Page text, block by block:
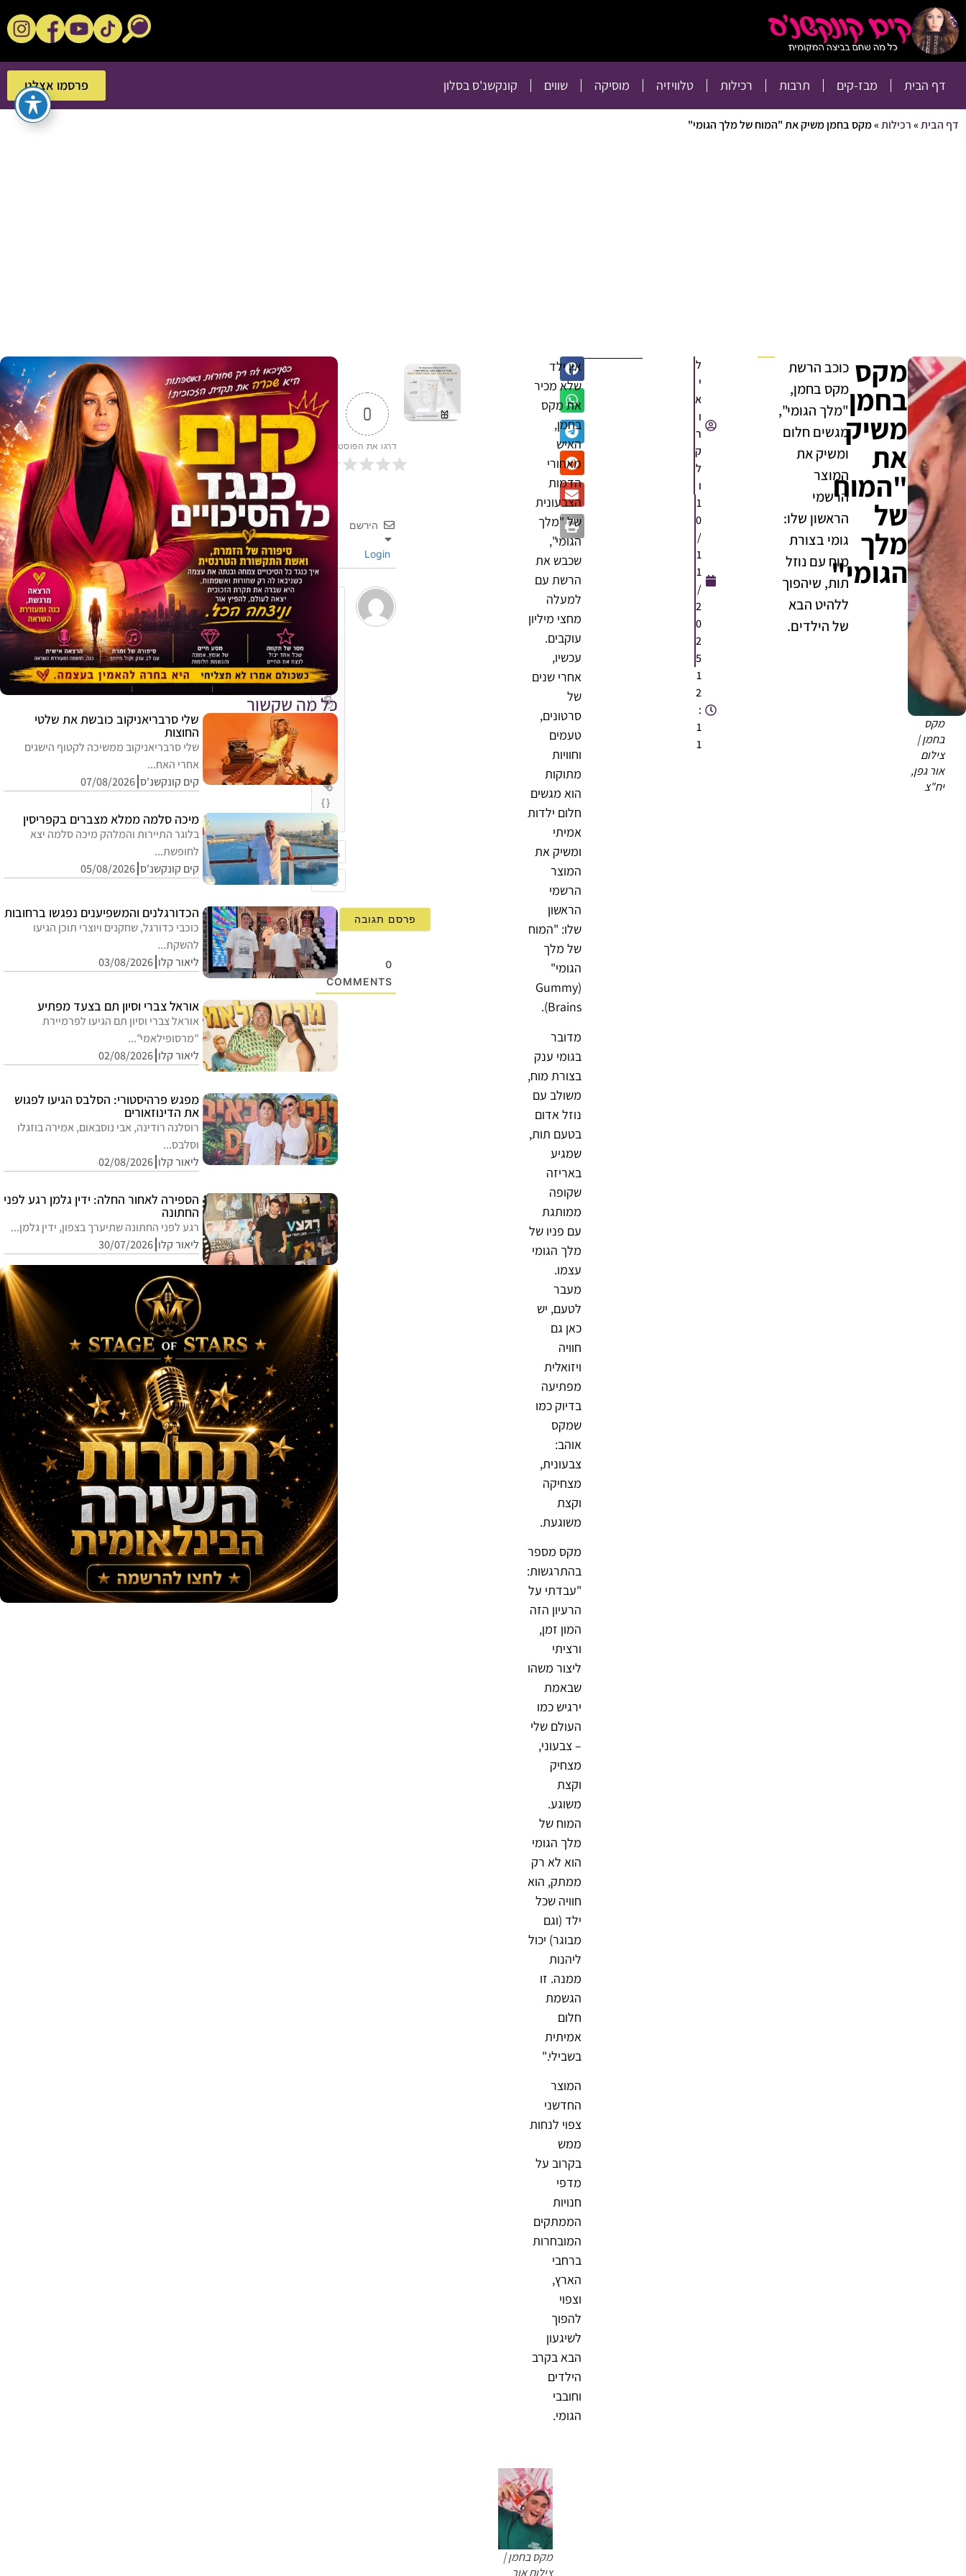
דף הבית מבז-קים תרבות רכילות טלוויזיה מוסיקה שווים קונקשנ'ס בסלון פרסמו אצלנו
פרסמו אצלנו
דף הבית»רכילות»מקס בחמן משיק את "המוח של מלך הגומי"
מקס
בחמן |
צילום
אור גפן,
יח"צ
מקס
בחמן
משיק
את
"המוח
של
מלך
הגומי"
כוכב הרשת
מקס בחמן,
"מלך הגומי",
מגשים חלום
ומשיק את
המוצר
הרשמי
הראשון שלו:
גומי בצורת
מוח עם נוזל
תות, שיהפוך
ללהיט הבא
של הילדים.
ל
י
א
ו
ר
ק
ל
ו
1
0
/
1
1
/
2
0
2
5
1
2
:
1
1
אין ילד
שלא מכיר
את מקס
בחמן,
האיש
מאחורי
הדמות
הצבעונית
של "מלך
הגומי",
שכבש את
הרשת עם
למעלה
מחצי מיליון
עוקבים.
עכשיו,
אחרי שנים
של
סרטונים,
טעמים
וחוויות
מתוקות
הוא מגשים
חלום ילדות
אמיתי
ומשיק את
המוצר
הרשמי
הראשון
שלו: "המוח
של מלך
הגומי"
(Gummy
Brains).
מדובר
בגומי ענק
בצורת מוח,
משולב עם
נוזל אדום
בטעם תות,
שמגיע
באריזה
שקופה
ממותגת
עם פניו של
מלך הגומי
עצמו.
מעבר
לטעם, יש
כאן גם
חוויה
ויזואלית
מפתיעה
בדיוק כמו
שמקס
אוהב:
צבעונית,
מצחיקה
וקצת
משוגעת.
מקס מספר
בהתרגשות:
"עבדתי על
הרעיון הזה
המון זמן,
ורציתי
ליצור משהו
שבאמת
ירגיש כמו
העולם שלי
– צבעוני,
מצחיק
וקצת
משוגע.
המוח של
מלך הגומי
הוא לא רק
ממתק, הוא
חוויה שכל
ילד (וגם
מבוגר) יכול
ליהנות
ממנה. זו
הגשמת
חלום
אמיתית
בשבילי."
המוצר
החדשני
צפוי לנחות
ממש
בקרוב על
מדפי
חנויות
הממתקים
המובחרות
ברחבי
הארץ,
וצפוי
להפוך
לשיגעון
הבא בקרב
הילדים
וחובבי
הגומי.
מקס בחמן |
צילום אור
0
דרגו את הפוסט
הירשם
{}
[+]
שם
0
COMMENTS
כל מה שקשור
שלי סרבריאניקוב כובשת את שלטי
החוצות
שלי סרבריאניקוב ממשיכה לקטוף הישגים
אחרי האח...
קים קונקשנ'ס 07/08/2026
מיכה סלמה ממלא מצברים בקפריסין
בלוגר התיירות והמלהק מיכה סלמה יצא
לחופשת...
קים קונקשנ'ס 05/08/2026
הכדורגלנים והמשפיענים נפגשו ברחובות
כוכבי כדורגל, שחקנים ויוצרי תוכן הגיעו
להשקת...
ליאור קלו 03/08/2026
אוראל צברי וסיון תם בצעד מפתיע
אוראל צברי וסיון תם הגיעו לפרמיירת
"מרסופילאמי"...
ליאור קלו 02/08/2026
מפגש פרהיסטורי: הסלבס הגיעו לפגוש
את הדינוזאורים
רוסלנה רודינה, אבי נוסבאום, אמירה בוזגלו
וסלבס...
ליאור קלו 02/08/2026
הספירה לאחור החלה: ידין גלמן רגע לפני
החתונה
רגע לפני החתונה שתיערך בצפון, ידין גלמן...
ליאור קלו 30/07/2026